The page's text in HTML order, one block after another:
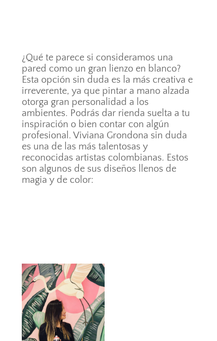
¿Qué te parece si consideramos una
pared como un gran lienzo en blanco?
Esta opción sin duda es la más creativa e
irreverente, ya que pintar a mano alzada
otorga gran personalidad a los
ambientes. Podrás dar rienda suelta a tu
inspiración o bien contar con algún
profesional. Viviana Grondona sin duda
es una de las más talentosas y
reconocidas artistas colombianas. Estos
son algunos de sus diseños llenos de
magia y de color: